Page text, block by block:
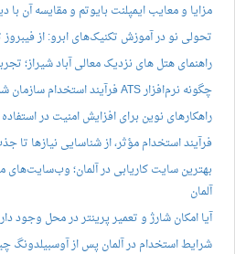
مزایا و معایب ایمپلنت بایوتم و مقایسه آن با
تحولی نو در آموزش تکنیک‌های ابرو: از فیبروز
راهنمای هتل های نزدیک معالی آباد شیراز؛
چگونه نرم‌افزار ATS فرآیند استخدام سازمان شما را متحول می‌کند؟
راهکارهای نوین برای افزایش امنیت در
فرآیند استخدام مؤثر، از شناسایی نیازها
بهترین سایت کاریابی در آلمان؛ وب‌سایت‌های
آلمان
آیا امکان شارژ و تعمیر پرینتر در محل وجود
شرایط استخدام در آلمان پس از آوسبیلدونگ